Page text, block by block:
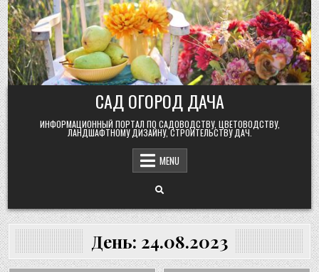
Skip
to
content
САД ОГОРОД ДАЧА
ИНФОРМАЦИОННЫЙ ПОРТАЛ ПО САДОВОДСТВУ, ЦВЕТОВОДСТВУ,
ЛАНДШАФТНОМУ ДИЗАЙНУ, СТРОИТЕЛЬСТВУ ДАЧ.
MENU
День: 24.08.2023